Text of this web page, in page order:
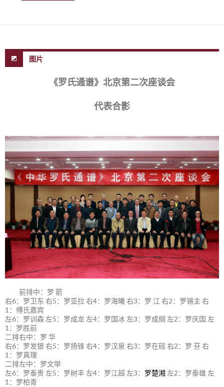
图片
《罗氏通谱》北京第二次座谈会
代表合影
前排中：罗 箭
右6：罗卫东 右5：罗亚拉 右4：罗海曦 右3：罗 江 右2：罗锡主 右
1：傅氏嘉宾
左6：罗训森 左5：罗成龙 左4：罗国冰 左3：罗成纲 左2：罗庆国 左
1：罗胜前
二排右中：罗 华
右6：罗发银 右5：罗扬锋 右4：罗汉泉 右3：罗在砚 右2：罗 芬 右
1：罗真理
二排左中：罗文举
左6：罗泰贵 左5：罗树丰 左4：罗江超 左3： 罗楚湘 左2：罗泰雄 左
1：罗柏青